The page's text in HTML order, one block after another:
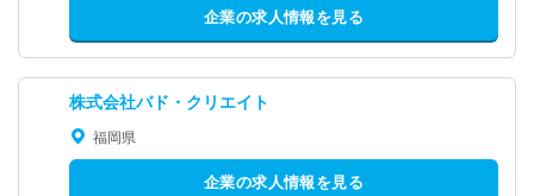
企業の求人情報を見る
株式会社バド・クリエイト
福岡県
企業の求人情報を見る